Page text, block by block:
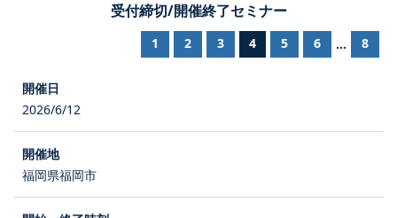
受付締切/開催終了セミナー
1 2 3 4 5 6 ... 8
2026/6/12
福岡県福岡市